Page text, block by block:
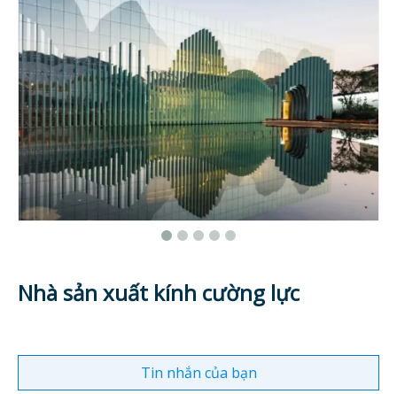
Nhà sản xuất kính cường lực
Tin nhắn của bạn